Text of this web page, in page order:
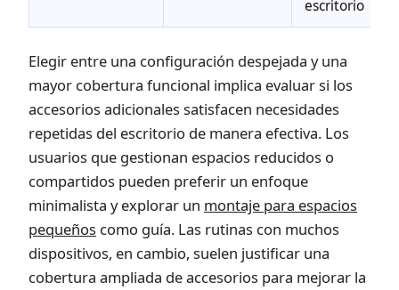
escritorio
Elegir entre una configuración despejada y una
mayor cobertura funcional implica evaluar si los
accesorios adicionales satisfacen necesidades
repetidas del escritorio de manera efectiva. Los
usuarios que gestionan espacios reducidos o
compartidos pueden preferir un enfoque
minimalista y explorar un montaje para espacios
pequeños como guía. Las rutinas con muchos
dispositivos, en cambio, suelen justificar una
cobertura ampliada de accesorios para mejorar la